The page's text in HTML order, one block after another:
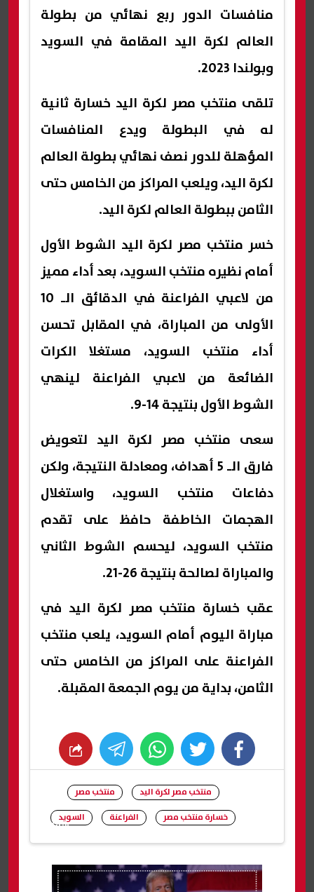
منافسات الدور ربع نهائي من بطولة
العالم لكرة اليد المقامة في السويد
وبولندا 2023.
تلقى منتخب مصر لكرة اليد خسارة ثانية
له في البطولة ويدع المنافسات
المؤهلة للدور نصف نهائي بطولة العالم
لكرة اليد، ويلعب المراكز من الخامس حتى
الثامن ببطولة العالم لكرة اليد.
خسر منتخب مصر لكرة اليد الشوط الأول
أمام نظيره منتخب السويد، بعد أداء مميز
من لاعبي الفراعنة في الدقائق الـ 10
الأولى من المباراة، في المقابل تحسن
أداء منتخب السويد، مستغلا الكرات
الضائعة من لاعبي الفراعنة لينهي
الشوط الأول بنتيجة 14-9.
سعى منتخب مصر لكرة اليد لتعويض
فارق الـ 5 أهداف، ومعادلة النتيجة، ولكن
دفاعات منتخب السويد، واستغلال
الهجمات الخاطفة حافظ على تقدم
منتخب السويد، ليحسم الشوط الثاني
والمباراة لصالحة بنتيجة 26-21.
عقب خسارة منتخب مصر لكرة اليد في
مباراة اليوم أمام السويد، يلعب منتخب
الفراعنة على المراكز من الخامس حتى
الثامن، بداية من يوم الجمعة المقبلة.
facebook
twitter
whats
شارك
منتخب مصر لكرة اليد
منتخب مصر
خسارة منتخب مصر
الفراعنة السويد